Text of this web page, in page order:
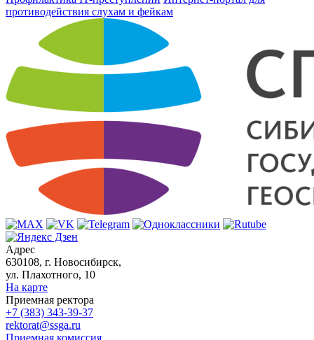
противодействия слухам и фейкам
Адрес
630108, г. Новосибирск,
ул. Плахотного, 10
На карте
Приемная ректора
+7 (383) 343-39-37
rektorat@ssga.ru
Приемная комиссия